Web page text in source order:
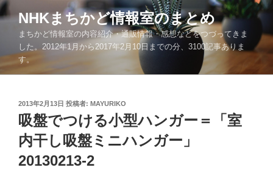
コ
ン
ツ
NHKまちかど情報室のまとめ
まちかど情報室の内容紹介・通販情報・感想などをつづってきま
した。2012年1月から2017年2月10日までの分、3100記事ありま
す。
投
稿
日:
2013年2月13日 投稿者: MAYURIKO
吸盤でつける小型ハンガー＝「室
内干し吸盤ミニハンガー」
20130213-2